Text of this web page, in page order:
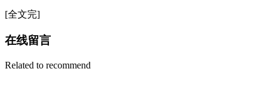
[全文完]
在线留言
Related to recommend